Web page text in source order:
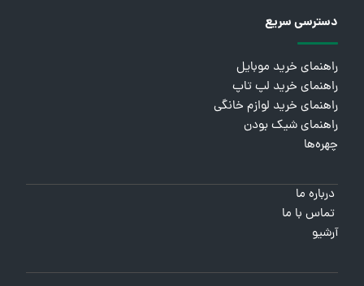
دسترسی سریع
راهنمای خرید موبایل
راهنمای خرید لپ تاپ
راهنمای خرید لوازم خانگی
راهنمای شیک بودن
چهره‌ها
درباره ما
تماس با ما
آرشیو